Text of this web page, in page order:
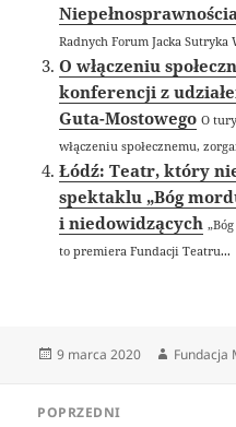
Radnych Forum Jacka Sutryka
O włączeniu
konferencji z
Guta-Mostowego O
włączeniu społecznemu,
Łódź: Teatr, który
spektaklu „Bóg
i niedowidzących
to premiera Fundacji Teatru...
Data
9 marca 2020 Autor
Fundacja
POPRZEDNI